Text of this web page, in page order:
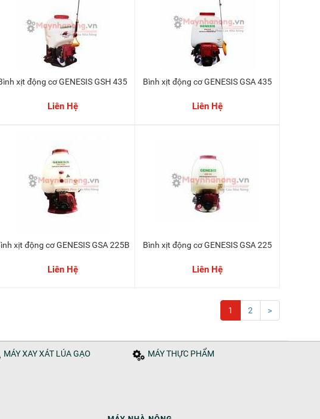
Bình xịt động cơ GENESIS GSH 435
Liên Hệ
Bình xịt động cơ GENESIS GSA 435
Liên Hệ
Bình xịt động cơ GENESIS GSA 225B
Liên Hệ
Bình xịt động cơ GENESIS GSA 225
Liên Hệ
1 2 >
MÁY XAY XÁT LÚA GẠO
MÁY THỰC PHẨM